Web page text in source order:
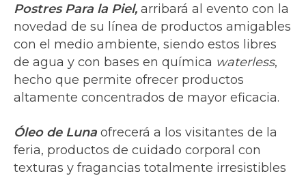
Postres Para la Piel, arribará al evento con la
novedad de su línea de productos amigables
con el medio ambiente, siendo estos libres
de agua y con bases en química waterless,
hecho que permite ofrecer productos
altamente concentrados de mayor eficacia.
Óleo de Luna ofrecerá a los visitantes de la
feria, productos de cuidado corporal con
texturas y fragancias totalmente irresistibles